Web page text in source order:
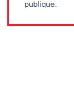
publique.